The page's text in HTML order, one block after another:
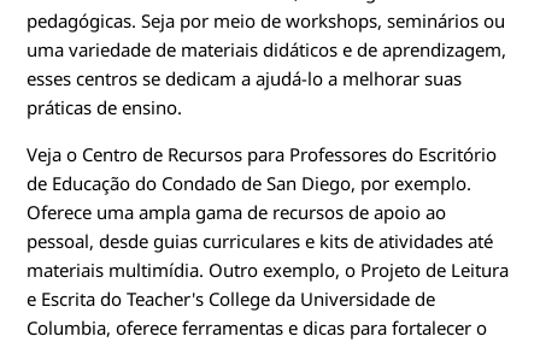
pedagógicas. Seja por meio de workshops, seminários ou
uma variedade de materiais didáticos e de aprendizagem,
esses centros se dedicam a ajudá-lo a melhorar suas
práticas de ensino.
Veja o Centro de Recursos para Professores do Escritório
de Educação do Condado de San Diego, por exemplo.
Oferece uma ampla gama de recursos de apoio ao
pessoal, desde guias curriculares e kits de atividades até
materiais multimídia. Outro exemplo, o Projeto de Leitura
e Escrita do Teacher's College da Universidade de
Columbia, oferece ferramentas e dicas para fortalecer o